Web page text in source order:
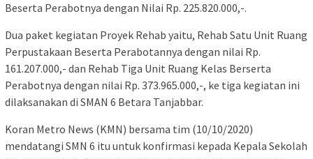
Beserta Perabotnya dengan Nilai Rp. 225.820.000,-.
Dua paket kegiatan Proyek Rehab yaitu, Rehab Satu Unit Ruang
Perpustakaan Beserta Perabotannya dengan nilai Rp.
161.207.000,- dan Rehab Tiga Unit Ruang Kelas Berserta
Perabotnya dengan nilai Rp. 373.965.000,-, ke tiga kegiatan ini
dilaksanakan di SMAN 6 Betara Tanjabbar.
Koran Metro News (KMN) bersama tim (10/10/2020)
mendatangi SMN 6 itu untuk konfirmasi kepada Kepala Sekolah